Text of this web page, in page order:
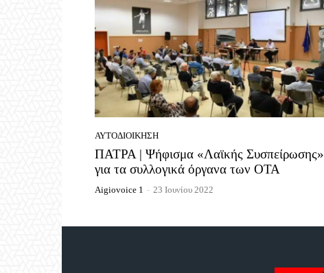
ΑΥΤΟΔΙΟΊΚΗΣΗ
ΠΑΤΡΑ | Ψήφισμα «Λαϊκής Συσπείρωσης»
για τα συλλογικά όργανα των ΟΤΑ
Aigiovoice 1 - 23 Ιουνίου 2022